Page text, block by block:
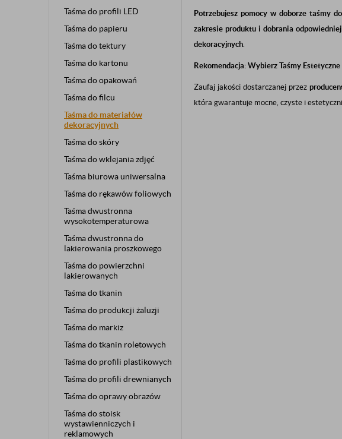
Taśma do profili LED
Taśma do papieru
Taśma do tektury
Taśma do kartonu
Taśma do opakowań
Taśma do filcu
Taśma do materiałów
dekoracyjnych
Taśma do skóry
Taśma do wklejania zdjęć
Taśma biurowa uniwersalna
Taśma do rękawów foliowych
Taśma dwustronna
wysokotemperaturowa
Taśma dwustronna do
lakierowania proszkowego
Taśma do powierzchni
lakierowanych
Taśma do tkanin
Taśma do produkcji żaluzji
Taśma do markiz
Taśma do tkanin roletowych
Taśma do profili plastikowych
Taśma do profili drewnianych
Taśma do oprawy obrazów
Taśma do stoisk
wystawienniczych i
reklamowych
Potrzebujesz pomocy w doborze taśmy
zakresie produktu i dobrania
dekoracyjnych.
Rekomendacja: Wybierz Taśmy
Zaufaj jakości dostarczanej przez
która gwarantuje mocne, czyste i